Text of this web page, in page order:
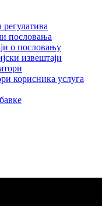
регулатива
пословања
о пословању
извештаји
корисника услуга